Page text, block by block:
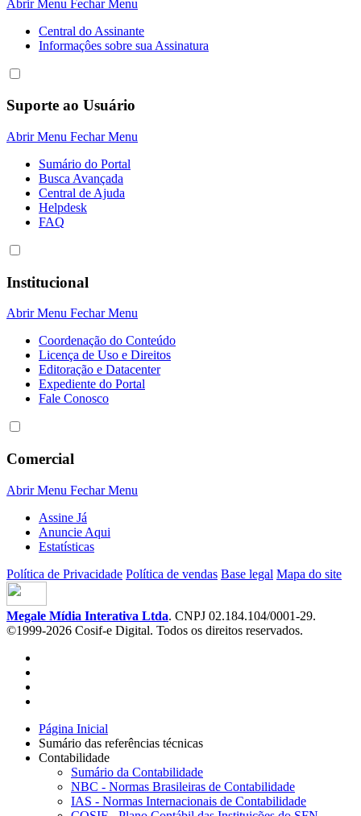
Abrir Menu Fechar Menu
Central do Assinante
Informaçôes sobre sua Assinatura
Suporte ao Usuário
Abrir Menu Fechar Menu
Sumário do Portal
Busca Avançada
Central de Ajuda
Helpdesk
FAQ
Institucional
Abrir Menu Fechar Menu
Coordenação do Conteúdo
Licença de Uso e Direitos
Editoração e Datacenter
Expediente do Portal
Fale Conosco
Comercial
Abrir Menu Fechar Menu
Assine Já
Anuncie Aqui
Estatísticas
Política de Privacidade Política de vendas Base legal Mapa do site
Megale Mídia Interativa Ltda. CNPJ 02.184.104/0001-29.
©1999-2026 Cosif-e Digital. Todos os direitos reservados.
Página Inicial
Sumário das referências técnicas
Contabilidade
Sumário da Contabilidade
NBC - Normas Brasileiras de Contabilidade
IAS - Normas Internacionais de Contabilidade